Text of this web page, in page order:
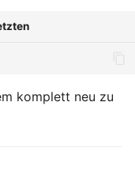
komplett neu zu